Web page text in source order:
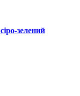
зелений